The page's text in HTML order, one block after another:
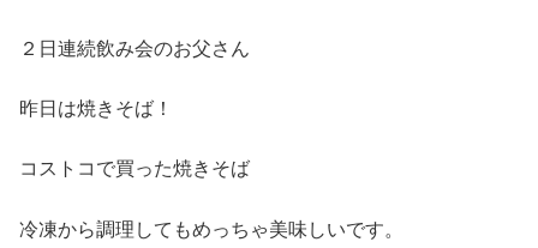
２日連続飲み会のお父さん
昨日は焼きそば！
コストコで買った焼きそば
冷凍から調理してもめっちゃ美味しいです。